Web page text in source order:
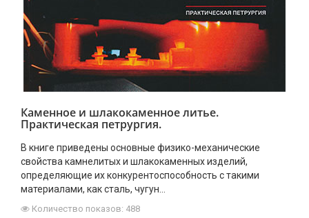
Каменное и шлакокаменное литье.
Практическая петрургия.
В книге приведены основные физико-механические
свойства камнелитых и шлакокаменных изделий,
определяющие их конкурентоспособность с такими
материалами, как сталь, чугун...
Количество показов: 488